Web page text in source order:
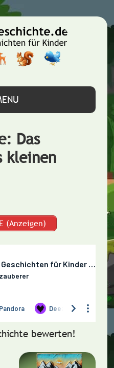
Das
kleinen
(Anzeigen)
bewerten!